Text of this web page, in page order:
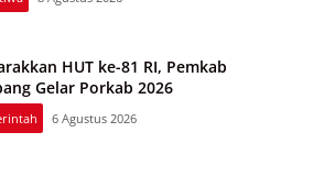
HUT ke-81 RI, Pemkab
Gelar Porkab 2026
6 Agustus 2026